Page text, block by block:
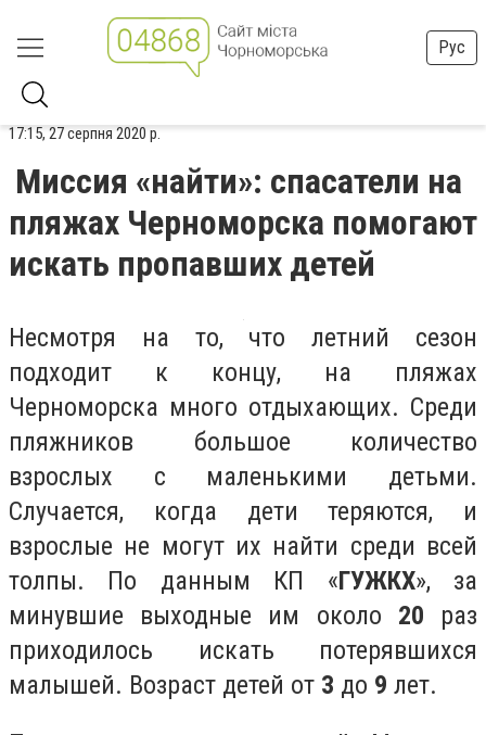
Рус
17:15, 27 серпня 2020 р.
Миссия «найти»: спасатели на
пляжах Черноморска помогают
искать пропавших детей
Несмотря на то, что летний сезон
подходит к концу, на пляжах
Черноморска много отдыхающих. Среди
пляжников большое количество
взрослых с маленькими детьми.
Случается, когда дети теряются, и
взрослые не могут их найти среди всей
толпы. По данным КП «ГУЖКХ», за
минувшие выходные им около 20 раз
приходилось искать потерявшихся
малышей. Возраст детей от 3 до 9 лет.